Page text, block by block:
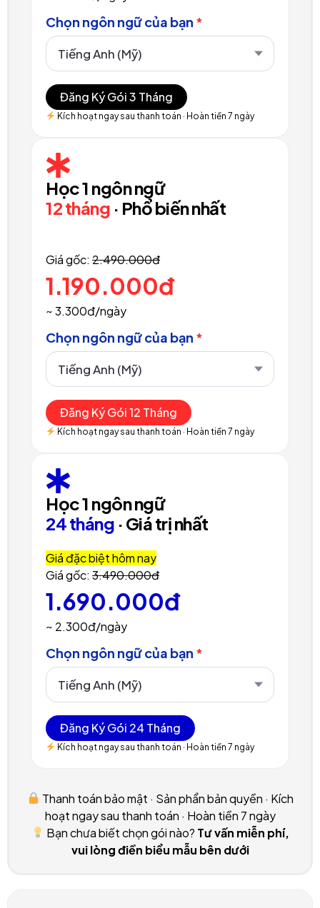
Chọn ngôn ngữ của bạn *
Đăng Ký Gói 3 Tháng
Kích hoạt ngay sau thanh toán · Hoàn tiền 7 ngày
Học 1 ngôn ngữ
12 tháng · Phổ biến nhất
Giá gốc: 2.490.000đ
1.190.000đ
~ 3.300đ/ngày
Chọn ngôn ngữ của bạn *
Đăng Ký Gói 12 Tháng
Kích hoạt ngay sau thanh toán · Hoàn tiền 7 ngày
Học 1 ngôn ngữ
24 tháng · Giá trị nhất
Giá đặc biệt hôm nay
Giá gốc: 3.490.000đ
1.690.000đ
~ 2.300đ/ngày
Chọn ngôn ngữ của bạn *
Đăng Ký Gói 24 Tháng
Kích hoạt ngay sau thanh toán · Hoàn tiền 7 ngày
Thanh toán bảo mật · Sản phẩn bản quyền · Kích
hoạt ngay sau thanh toán · Hoàn tiền 7 ngày
Bạn chưa biết chọn gói nào? Tư vấn miễn phí,
vui lòng điền biểu mẫu bên dưới